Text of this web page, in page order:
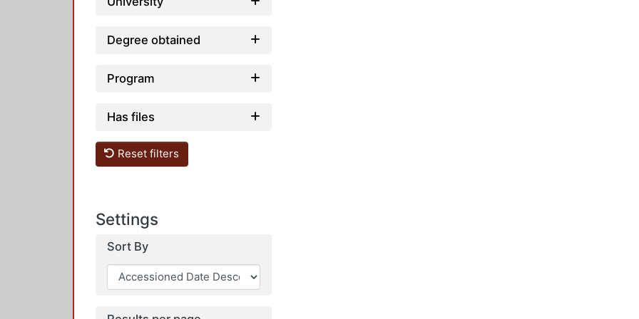
Degree obtained
Program
Has files
Reset filters
Settings
Sort By